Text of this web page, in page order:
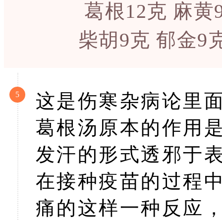
葛根12克 麻黄
柴胡9克 郁金9
5
这是伤寒杂病论里
葛根汤原本的作用
发汗的形式透邪于
在接种疫苗的过程
痛的这样一种反应